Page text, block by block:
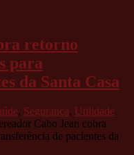
retorno
para
da Santa Casa
, Segurança, Utilidade
Cabo Jean cobra
de pacientes da